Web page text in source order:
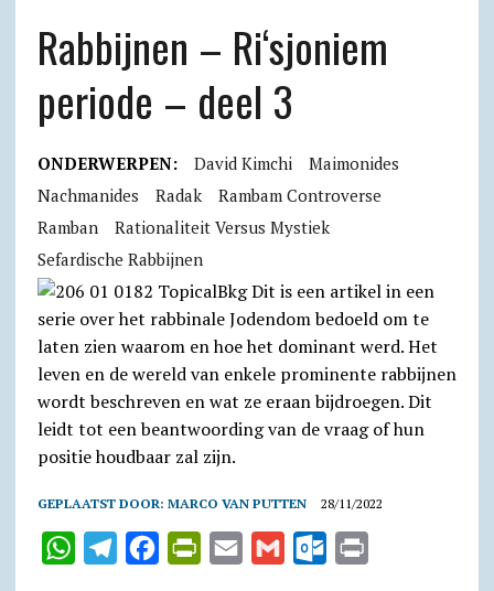
Rabbijnen – Ri‘sjoniem
periode – deel 3
ONDERWERPEN: David Kimchi
Maimonides
Nachmanides
Radak
Rambam Controverse
Ramban
Rationaliteit Versus Mystiek
Sefardische Rabbijnen
GEPLAATST DOOR: MARCO VAN PUTTEN 28/11/2022
W
T